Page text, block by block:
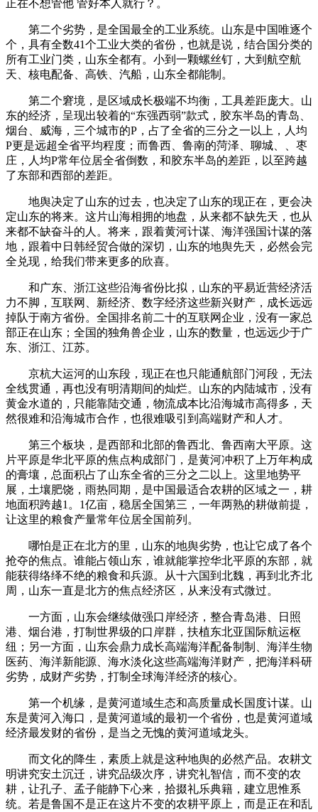
正在不想管他 管好本人就行？。
第二个劣势，是全国最全的工业系统。山东是中国唯逐个
个，具有全数41个工业大类的省份，也就是说，结合国分类的
所有工业门类，山东全都有。小到一颗螺丝钉，大到航空航
天、核电配备、高铁、汽船，山东全都能制。
第二个窘境，是区域成长极端不均衡，工具差距庞大。山
东的经济，呈现出较着的“东强西弱”款式，胶东半岛的青岛、
烟台、威海，三个城市的P，占了全省的三分之一以上，人均
P更是远超全省平均程度；而鲁西、鲁南的菏泽、聊城、、枣
庄，人均P常年位居全省倒数，和胶东半岛的差距，以至跨越
了东部和西部的差距。
地舆决定了山东的过去，也决定了山东的现正在，更会决
定山东的将来。这片山海相拥的地盘，从来都不缺先天，也从
来都不缺奋斗的人。将来，跟着黄河计谋、海洋强国计谋的落
地，跟着中日韩经贸合做的深切，山东的地舆先天，必然会完
全兑现，给我们带来更多的欣喜。
和广东、浙江这些沿海省份比拟，山东的平易近营经济活
力不脚，互联网、新经济、数字经济这些新兴财产，成长远远
掉队于南方省份。全国排名前二十的互联网企业，没有一家总
部正在山东；全国的独角兽企业，山东的数量，也远远少于广
东、浙江、江苏。
京杭大运河的山东段，现正在也只能通航部门河段，无法
全线贯通，再也没有明清期间的灿烂。山东的内陆城市，没有
黄金水道的，只能靠陆交通，物流成本比沿海城市高得多，天
然很难和沿海城市合作，也很难吸引到高端财产和人才。
第三个板块，是西部和北部的鲁西北、鲁西南大平原。这
片平原是华北平原的焦点构成部门，是黄河冲积了上万年构成
的膏壤，总面积占了山东全省的三分之二以上。这里地势平
展，土壤肥饶，雨热同期，是中国最适合农耕的区域之一，耕
地面积跨越1。1亿亩，稳居全国第三，一年两熟的耕做前提，
让这里的粮食产量常年位居全国前列。
哪怕是正在北方的里，山东的地舆劣势，也让它成了各个
抢夺的焦点。谁能占领山东，谁就能掌控华北平原的东部，就
能获得络绎不绝的粮食和兵源。从十六国到北魏，再到北齐北
周，山东一直是北方的焦点经济区，从来没有式微过。
一方面，山东会继续做强口岸经济，整合青岛港、日照
港、烟台港，打制世界级的口岸群，扶植东北亚国际航运枢
纽；另一方面，山东会鼎力成长高端海洋配备制制、海洋生物
医药、海洋新能源、海水淡化这些高端海洋财产，把海洋科研
劣势，成财产劣势，打制全球海洋经济的核心。
第一个机缘，是黄河道域生态和高质量成长国度计谋。山
东是黄河入海口，是黄河道域的最初一个省份，也是黄河道域
经济最发财的省份，是当之无愧的黄河道域龙头。
而文化的降生，素质上就是这种地舆的必然产品。农耕文
明讲究安土沉迁，讲究品级次序，讲究礼智信，而不变的农
耕，让孔子、孟子能静下心来，拾掇礼乐典籍，建立思惟系
统。若是鲁国不是正在这片不变的农耕平原上，而是正在和乱